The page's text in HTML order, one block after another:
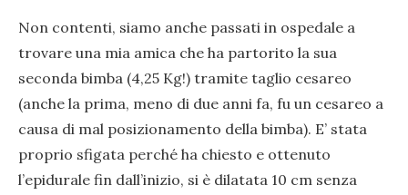
Non contenti, siamo anche passati in ospedale a
trovare una mia amica che ha partorito la sua
seconda bimba (4,25 Kg!) tramite taglio cesareo
(anche la prima, meno di due anni fa, fu un cesareo a
causa di mal posizionamento della bimba). E’ stata
proprio sfigata perché ha chiesto e ottenuto
l’epidurale fin dall’inizio, si è dilatata 10 cm senza